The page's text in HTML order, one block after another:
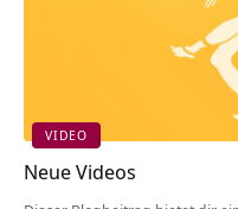
VIDEO
Neue Videos